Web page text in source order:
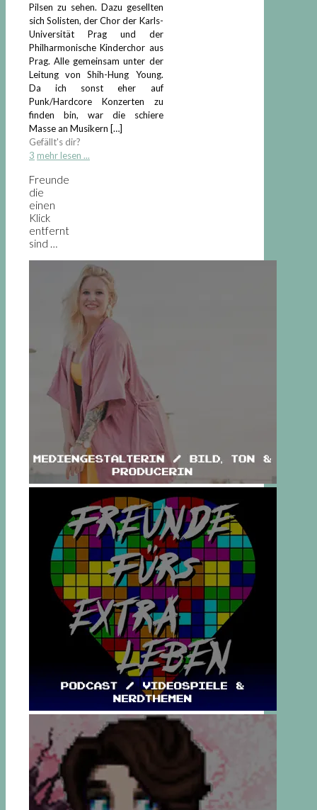
Pilsen zu sehen. Dazu gesellten
sich Solisten, der Chor der Karls-
Universität Prag und der
Philharmonische Kinderchor aus
Prag. Alle gemeinsam unter der
Leitung von Shih-Hung Young.
Da ich sonst eher auf
Punk/Hardcore Konzerten zu
finden bin, war die schiere
Masse an Musikern […]
Gefällt's dir?
3 mehr lesen ...
Freunde
die
einen
Klick
entfernt
sind …